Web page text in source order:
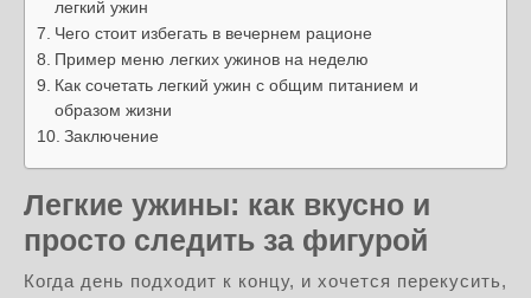
легкий ужин
Чего стоит избегать в вечернем рационе
Пример меню легких ужинов на неделю
Как сочетать легкий ужин с общим питанием и
образом жизни
Заключение
Легкие ужины: как вкусно и
просто следить за фигурой
Когда день подходит к концу, и хочется перекусить,